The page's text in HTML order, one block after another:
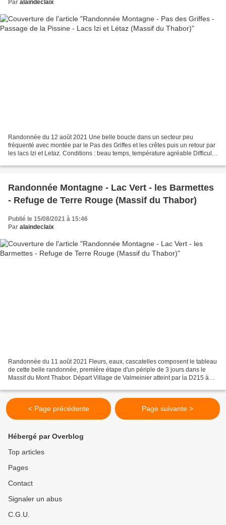
Par alaindeclaix
Randonnée du 12 août 2021 Une belle boucle dans un secteur peu
fréquenté avec montée par le Pas des Griffes et les crêtes puis un retour par
les lacs Izi et Letaz. Conditions : beau temps, température agréable Difficulté
Randonnée Montagne - Lac Vert - les Barmettes
- Refuge de Terre Rouge (Massif du Thabor)
Publié le 15/08/2021 à 15:46
Par alaindeclaix
Randonnée du 11 août 2021 Fleurs, eaux, cascatelles composent le tableau
de cette belle randonnée, première étape d'un périple de 3 jours dans le
Massif du Mont Thabor. Départ Village de Valmeinier atteint par la D215 à
< Page précédente Page suivante >
Hébergé par Overblog
Top articles
Pages
Contact
Signaler un abus
C.G.U.